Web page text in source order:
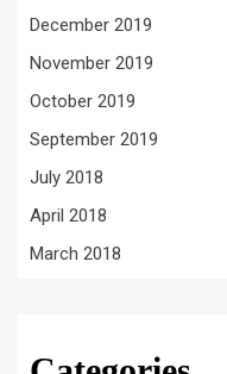
December 2019
November 2019
October 2019
September 2019
July 2018
April 2018
March 2018